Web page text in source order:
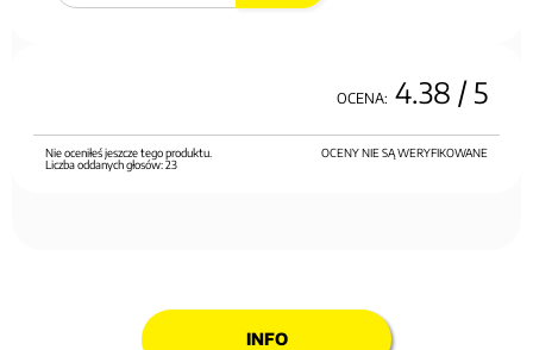
OCENA: 4.38 / 5
OCENY NIE SĄ WERYFIKOWANE
Nie oceniłeś jeszcze tego produktu.
Liczba oddanych głosów:23
INFO